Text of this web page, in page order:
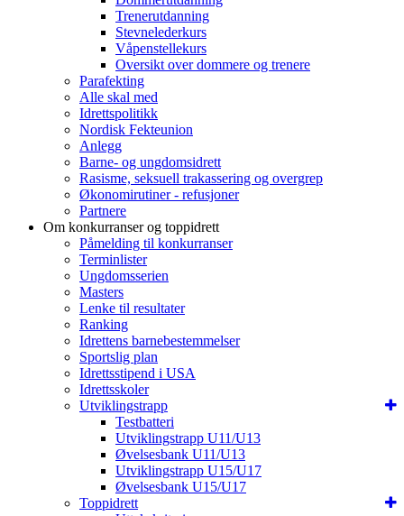
Trenerutdanning
Stevnelederkurs
Våpenstellekurs
Oversikt over dommere og trenere
Parafekting
Alle skal med
Idrettspolitikk
Nordisk Fekteunion
Anlegg
Barne- og ungdomsidrett
Rasisme, seksuell trakassering og overgrep
Økonomirutiner - refusjoner
Partnere
Om konkurranser og toppidrett
Påmelding til konkurranser
Terminlister
Ungdomsserien
Masters
Lenke til resultater
Ranking
Idrettens barnebestemmelser
Sportslig plan
Idrettsstipend i USA
Idrettsskoler
Utviklingstrapp
Testbatteri
Utviklingstrapp U11/U13
Øvelsesbank U11/U13
Utviklingstrapp U15/U17
Øvelsesbank U15/U17
Toppidrett